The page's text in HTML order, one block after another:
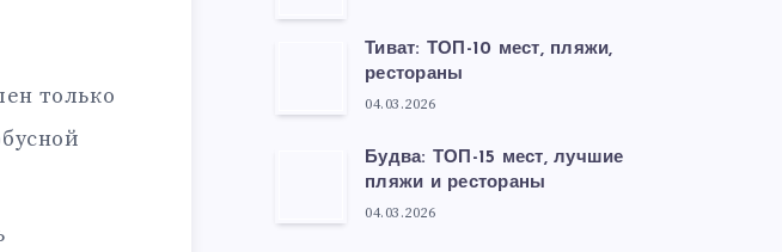
только
Тиват: ТОП-10 мест, пляжи,
рестораны
04.03.2026
Будва: ТОП-15 мест, лучшие
пляжи и рестораны
04.03.2026